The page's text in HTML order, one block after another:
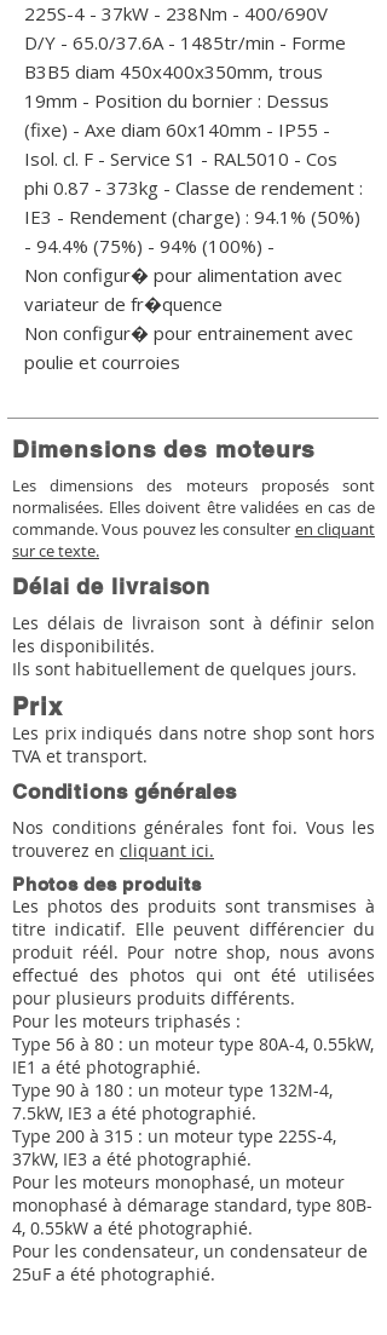
225S-4 - 37kW - 238Nm - 400/690V
D/Y - 65.0/37.6A - 1485tr/min - Forme
B3B5 diam 450x400x350mm, trous
19mm - Position du bornier : Dessus
(fixe) - Axe diam 60x140mm - IP55 -
Isol. cl. F - Service S1 - RAL5010 - Cos
phi 0.87 - 373kg - Classe de rendement :
IE3 - Rendement (charge) : 94.1% (50%)
- 94.4% (75%) - 94% (100%) -
Non configur� pour alimentation avec
variateur de fr�quence
Non configur� pour entrainement avec
poulie et courroies
Dimensions des moteurs
Les dimensions des moteurs proposés sont
normalisées. Elles doivent être validées en cas de
commande. Vous pouvez les consulter en cliquant
sur ce texte.
Délai de livraison
Les délais de livraison sont à définir selon
les disponibilités.
Ils sont habituellement de quelques jours.
Prix
Les prix indiqués dans notre shop sont hors
TVA et transport.
Conditions générales
Nos conditions générales font foi. Vous les
trouverez en cliquant ici.
Photos des produits
Les photos des produits sont transmises à
titre indicatif. Elle peuvent différencier du
produit réél. Pour notre shop, nous avons
effectué des photos qui ont été utilisées
pour plusieurs produits différents.
Pour les moteurs triphasés :
Type 56 à 80 : un moteur type 80A-4, 0.55kW,
IE1 a été photographié.
Type 90 à 180 : un moteur type 132M-4,
7.5kW, IE3 a été photographié.
Type 200 à 315 : un moteur type 225S-4,
37kW, IE3 a été photographié.
Pour les moteurs monophasé, un moteur
monophasé à démarage standard, type 80B-
4, 0.55kW a été photographié.
Pour les condensateur, un condensateur de
25uF a été photographié.